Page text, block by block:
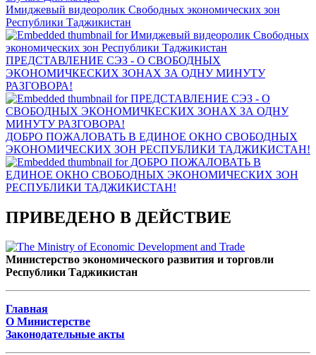
Имиджевый видеоролик Свободных экономических зон
Республики Таджикистан
ПРЕДСТАВЛЕНИЕ СЭЗ - О СВОБОДНЫХ
ЭКОНОМИЧКЕСКИХ ЗОНАХ ЗА ОДНУ МИНУТУ
РАЗГОВОРА!
ДОБРО ПОЖАЛОВАТЬ В ЕДИНОЕ ОКНО СВОБОДНЫХ
ЭКОНОМИЧЕСКИХ ЗОН РЕСПУБЛИКИ ТАДЖИКИСТАН!
ПРИВЕДЕНО В ДЕЙСТВИЕ
Министерство экономического развития и торговли
Республики Таджикистан
Главная
О Министерстве
Законодательные акты